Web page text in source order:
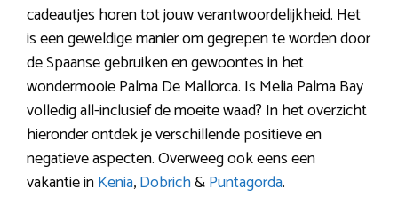
cadeautjes horen tot jouw verantwoordelijkheid. Het
is een geweldige manier om gegrepen te worden door
de Spaanse gebruiken en gewoontes in het
wondermooie Palma De Mallorca. Is Melia Palma Bay
volledig all-inclusief de moeite waad? In het overzicht
hieronder ontdek je verschillende positieve en
negatieve aspecten. Overweeg ook eens een
vakantie inKenia,Dobrich&Puntagorda.